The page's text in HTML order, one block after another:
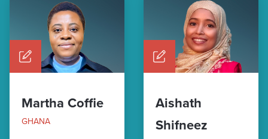
Martha Coffie
GHANA
Aishath
Shifneez